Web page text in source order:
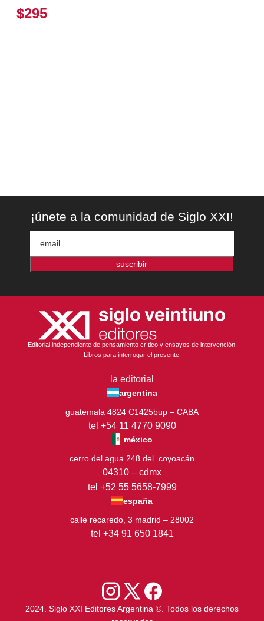
$295
¡únete a la comunidad de Siglo XXI!
suscribir
Editorial independiente de pensamiento crítico y ensayos de intervención.
Libros para interrogar el presente.
la editorial
argentina
guatemala 4824 C1425bup – CABA
tel +54 11 4770 9090
méxico
cerro del agua 248 del. coyoacán
04310 – cdmx
tel +52 55 5658-7999
españa
calle recaredo, 3 madrid – 28002
tel +34 91 650 1841
2024. Siglo XXI Editores Argentina ©️. Todos los derechos